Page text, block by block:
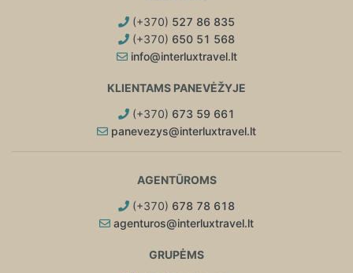
(+370) 527 86 835
(+370) 650 51 568
info@interluxtravel.lt
KLIENTAMS PANEVĖŽYJE
(+370) 673 59 661
panevezys@interluxtravel.lt
AGENTŪROMS
(+370) 678 78 618
agenturos@interluxtravel.lt
GRUPĖMS